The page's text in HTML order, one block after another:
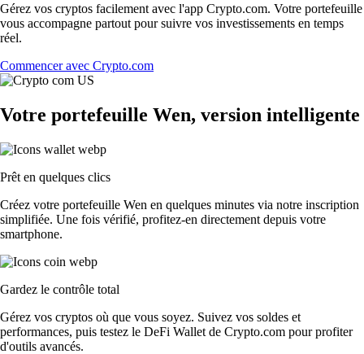
Gérez vos cryptos facilement avec l'app Crypto.com. Votre portefeuille
vous accompagne partout pour suivre vos investissements en temps
réel.
Commencer avec Crypto.com
Votre portefeuille Wen, version intelligente
Prêt en quelques clics
Créez votre portefeuille Wen en quelques minutes via notre inscription
simplifiée. Une fois vérifié, profitez-en directement depuis votre
smartphone.
Gardez le contrôle total
Gérez vos cryptos où que vous soyez. Suivez vos soldes et
performances, puis testez le DeFi Wallet de Crypto.com pour profiter
d'outils avancés.